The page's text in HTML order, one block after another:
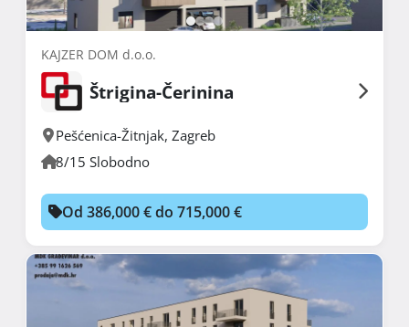
KAJZER DOM d.o.o.
Štrigina-Čerinina
Pešćenica-Žitnjak, Zagreb
8/15 Slobodno
Od 386,000 € do 715,000 €